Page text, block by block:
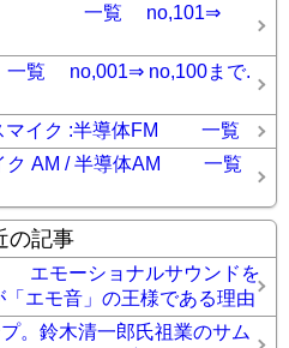
ット 一覧 no,101⇒
一覧 no,001⇒ no,100まで.
マイク :半導体FM 一覧
ク AM / 半導体AM 一覧
の記事
エモーショナルサウンドを
エモ音」の王様である理由
。鈴木清一郎氏祖業のサム